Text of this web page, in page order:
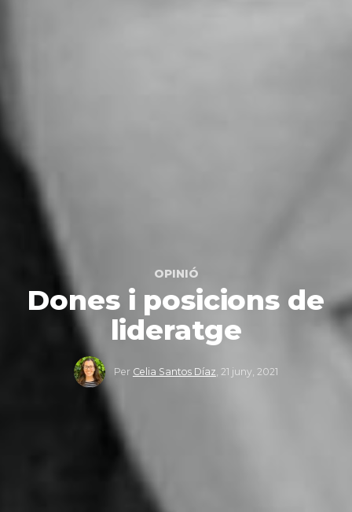
OPINIÓ
Dones i posicions de
lideratge
Per Celia Santos Díaz 21 juny, 2021